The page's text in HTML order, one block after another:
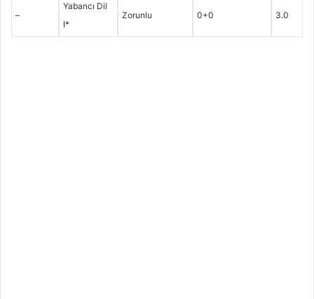
–
Yabancı Dil
I*
Zorunlu 0+0 3.0